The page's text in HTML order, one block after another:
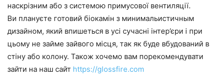
наскрізним або з системою примусової вентиляції.
Ви плануєте готовий біокамін з минимальистичным
дизайном, який впишеться в усі сучасні інтер’єри і при
цьому не займе зайвого місця, так як буде вбудований в
стіну або колону. Також хочемо вам порекомендувати
зайти на наш сайт https://glossfire.com